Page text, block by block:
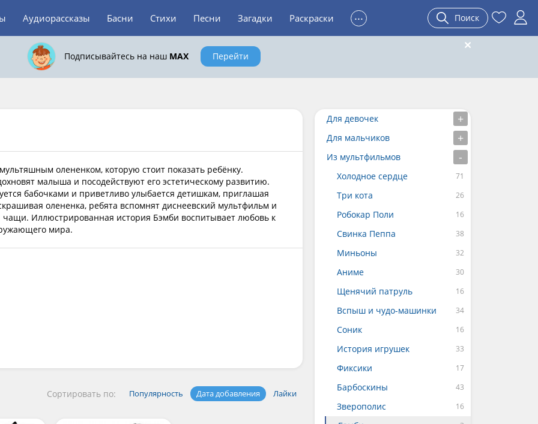
Аудиорассказы Басни Стихи Песни Загадки Раскраски ... Поиск
Подписывайтесь на наш MAX Перейти
олененком, которую стоит показать ребёнку.
малыша и посодействуют его эстетическому развитию.
бабочками и приветливо улыбается детишкам, приглашая
олененка, ребята вспомнят диснеевский мультфильм и
чащи. Иллюстрированная история Бэмби воспитывает любовь к
мира.
Сортировать по: Популярность Дата добавления Лайки
Для девочек
Для мальчиков
Из мультфильмов
Холодное сердце
Три кота
Робокар Поли
Свинка Пеппа
Миньоны
Аниме
Щенячий патруль
Вспыш и чудо-машинки
Соник
История игрушек
Фиксики
Барбоскины
Зверополис